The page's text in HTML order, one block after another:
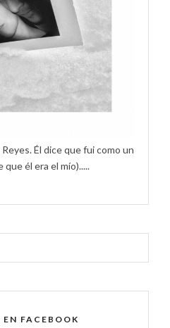
Él dice que fui como un
que él era el mío).....
EN FACEBOOK